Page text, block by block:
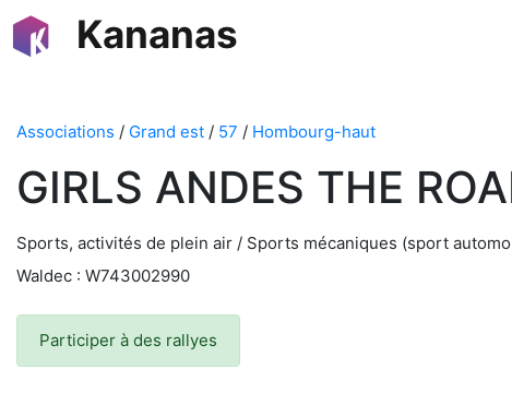
Kananas
Associations / Grand est / 57 / Hombourg-haut
GIRLS ANDES THE
Sports, activités de plein air / Sports mécaniques (sport
Waldec : W743002990
Participer à des rallyes